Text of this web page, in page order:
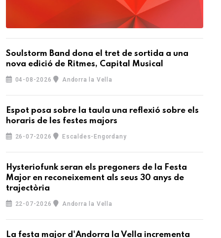
Soulstorm Band dona el tret de sortida a una
nova edició de Ritmes, Capital Musical
04-08-2026 Andorra la Vella
Espot posa sobre la taula una reflexió sobre els
horaris de les festes majors
26-07-2026 Escaldes-Engordany
Hysteriofunk seran els pregoners de la Festa
Major en reconeixement als seus 30 anys de
trajectòria
22-07-2026 Andorra la Vella
La festa major d'Andorra la Vella incrementa